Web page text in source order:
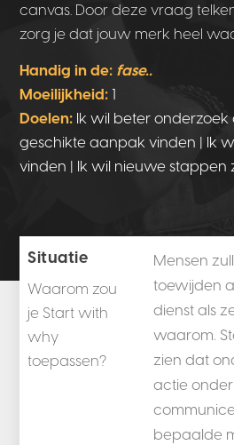
canvas. Door deze vraag
zorg je dat jouw merk heel
Handig in de: fase..
Moeilijkheid: 1
Doelen: Ik wil beter onderzoek
geschikte aanpak vinden | Ik
vinden | Ik wil nieuwe stappen
Situatie
Waarom zou
je Start with
why
toepassen?
Mensen
toewijden
dienst als
waarom.
zien dat
actie
bepaalde